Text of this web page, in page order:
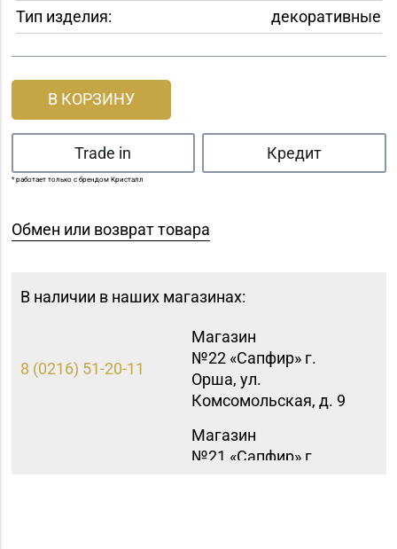
Тип изделия:
декоративные
В КОРЗИНУ
Trade in Кредит
* работает только с брендом Кристалл
Обмен или возврат товара
В наличии в наших магазинах:
8 (0216) 51-20-11
Магазин
№22 «Сапфир» г.
Орша, ул.
Комсомольская, д. 9
Магазин
№21 «Сапфир» г.